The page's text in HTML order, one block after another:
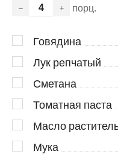
– + порц.
Говядина
Лук репчатый
Сметана
Томатная паста
Масло
Мука